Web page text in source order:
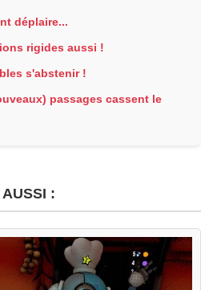
déplaire...
rigides aussi !
s'abstenir !
passages cassent le
: